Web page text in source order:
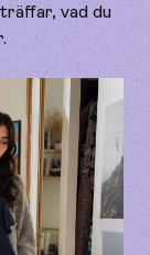
vad du